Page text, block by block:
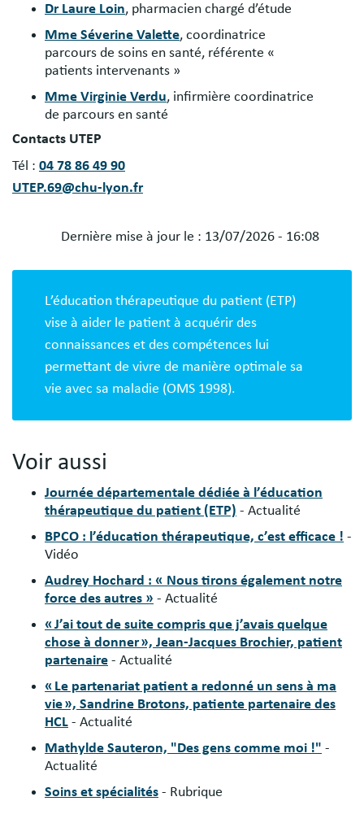
Dr Laure Loin, pharmacien chargé d’étude
Mme Séverine Valette, coordinatrice
parcours de soins en santé, référente «
patients intervenants »
Mme Virginie Verdu, infirmière coordinatrice
de parcours en santé
Contacts UTEP
Tél : 04 78 86 49 90
UTEP.69@chu-lyon.fr
Dernière mise à jour le : 13/07/2026 - 16:08
L’éducation thérapeutique du patient (ETP)
vise à aider le patient à acquérir des
connaissances et des compétences lui
permettant de vivre de manière optimale sa
vie avec sa maladie (OMS 1998).
Voir aussi
Journée départementale dédiée à l’éducation
thérapeutique du patient (ETP) - Actualité
BPCO : l’éducation thérapeutique, c’est efficace ! -
Vidéo
Audrey Hochard : « Nous tirons également notre
force des autres » - Actualité
« J’ai tout de suite compris que j’avais quelque
chose à donner », Jean-Jacques Brochier, patient
partenaire - Actualité
« Le partenariat patient a redonné un sens à ma
vie », Sandrine Brotons, patiente partenaire des
HCL - Actualité
Mathylde Sauteron, "Des gens comme moi !" -
Actualité
Soins et spécialités - Rubrique